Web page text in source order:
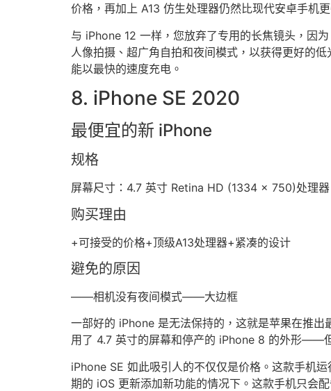
价格，再加上 A13 仿生处理器仍然比现代安卓手机
与 iPhone 12 一样，您放弃了专用的长焦镜头，因
人像拍摄、超广角自拍和夜间模式，以获得更好的
能以最快的速度充电。
8. iPhone SE 2020
最便宜的新 iPhone
规格
屏幕尺寸：4.7 英寸 Retina HD (1334 x 750)处理
购买理由
+可接受的价格+顶级A13处理器+紧凑的设计
避免的原因
——相机没有夜间模式——大边框
一部好的 iPhone 是无法保持的，这就是苹果在推
用了 4.7 英寸的屏幕和停产的 iPhone 8 的外形——
iPhone SE 如此吸引人的不仅仅是价格。这款手机
期的 iO​​S 更新添加新功能的情况下。这款手机只会